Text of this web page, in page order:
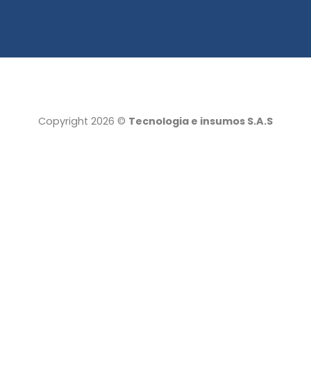
Copyright 2026 © Tecnologia e insumos S.A.S